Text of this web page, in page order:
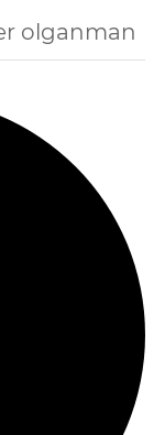
olganman